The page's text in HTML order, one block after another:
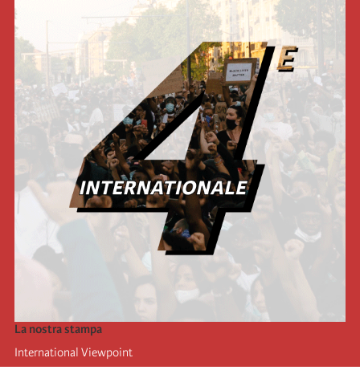
La nostra stampa
International Viewpoint